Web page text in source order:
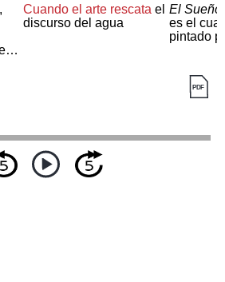
Cuando el arte rescatael
discurso del agua
El Sueño
es el
pintado